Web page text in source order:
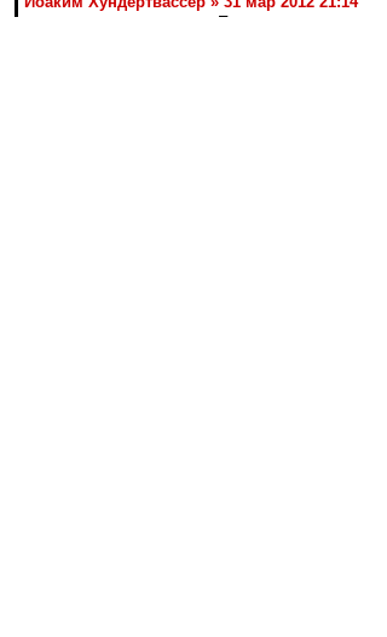
енит работает с судьями. Пока не будет